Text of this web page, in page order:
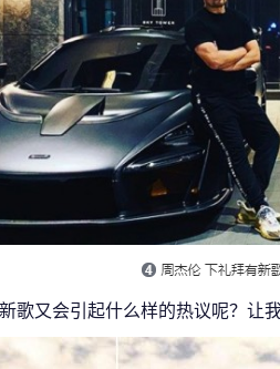
歌又会引起什么样的热议呢？让